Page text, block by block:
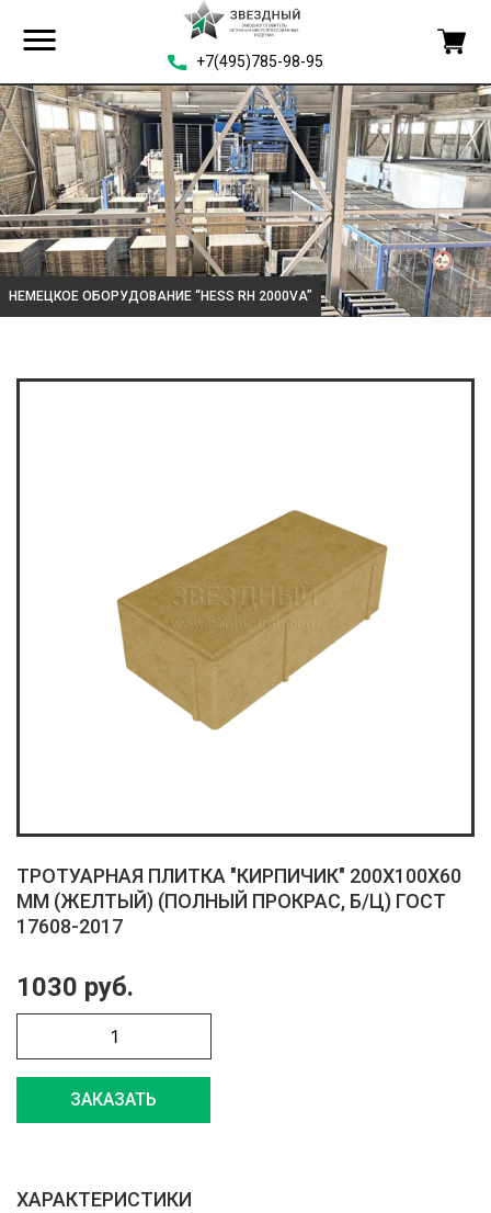
+7(495)785-98-95
НЕМЕЦКОЕ ОБОРУДОВАНИЕ “HESS RH 2000VA”
ТРОТУАРНАЯ ПЛИТКА "КИРПИЧИК" 200X100X60
ММ (ЖЕЛТЫЙ) (ПОЛНЫЙ ПРОКРАС, Б/Ц) ГОСТ
17608-2017
1030 руб.
ЗАКАЗАТЬ
ХАРАКТЕРИСТИКИ